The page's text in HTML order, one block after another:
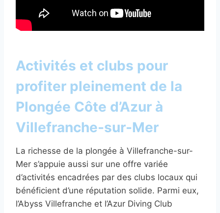
Activités et clubs pour
profiter pleinement de la
Plongée Côte d’Azur à
Villefranche-sur-Mer
La richesse de la plongée à Villefranche-sur-
Mer s’appuie aussi sur une offre variée
d’activités encadrées par des clubs locaux qui
bénéficient d’une réputation solide. Parmi eux,
l’Abyss Villefranche et l’Azur Diving Club